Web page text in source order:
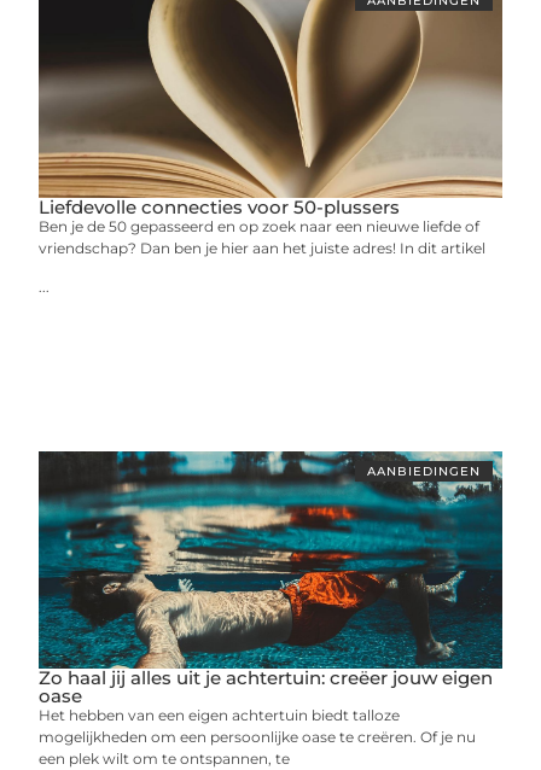
Liefdevolle connecties voor 50-plussers
Ben je de 50 gepasseerd en op zoek naar een nieuwe liefde of
vriendschap? Dan ben je hier aan het juiste adres! In dit artikel
AANBIEDINGEN
Zo haal jij alles uit je achtertuin: creëer jouw eigen
oase
Het hebben van een eigen achtertuin biedt talloze
mogelijkheden om een persoonlijke oase te creëren. Of je nu
een plek wilt om te ontspannen, te